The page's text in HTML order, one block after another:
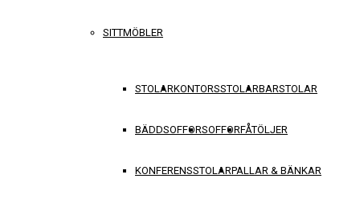
SITTMÖBLER
STOLARKONTORSSTOLARBARSTOLAR
BÄDDSOFFORSOFFORFÅTÖLJER
KONFERENSSTOLARPALLAR & BÄNKAR